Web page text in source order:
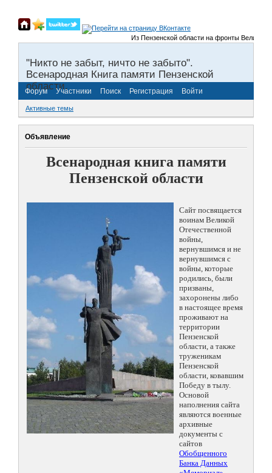
Из Пензенской области на фронты Великой
"Никто не забыт, ничто не забыто".
Всенародная Книга памяти Пензенской
области.
Форум Участники Поиск Регистрация Войти
Активные темы
Объявление
Всенародная книга памяти
Пензенской области
Сайт посвящается
воинам Великой
Отечественной
войны,
вернувшимся и не
вернувшимся с
войны, которые
родились, были
призваны,
захоронены либо
в настоящее время
проживают на
территории
Пензенской
области, а также
труженикам
Пензенской
области, ковавшим
Победу в тылу.
Основой
наполнения сайта
являются военные
архивные
документы с
сайтов
Обобщенного
Банка Данных